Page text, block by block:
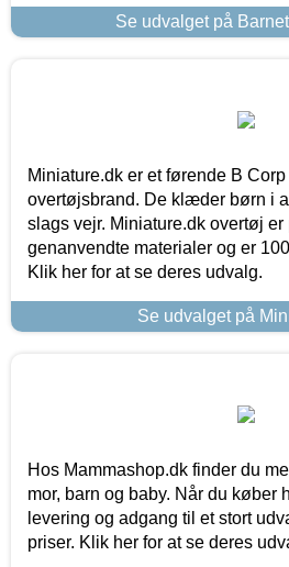
Se udvalget på
Miniature.dk er et førende B
overtøjsbrand. De klæder børn i
slags vejr. Miniature.dk overtøj er
genanvendte materialer og er
Klik her for at se deres udvalg.
Se udvalget på
Hos Mammashop.dk finder du
mor, barn og baby. Når du køber
levering og adgang til et stort
priser. Klik her for at se deres